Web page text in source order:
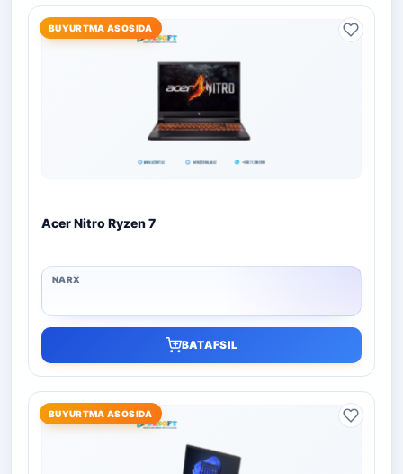
BUYURTMA ASOSIDA
Acer Nitro Ryzen 7
BATAFSIL
BUYURTMA ASOSIDA